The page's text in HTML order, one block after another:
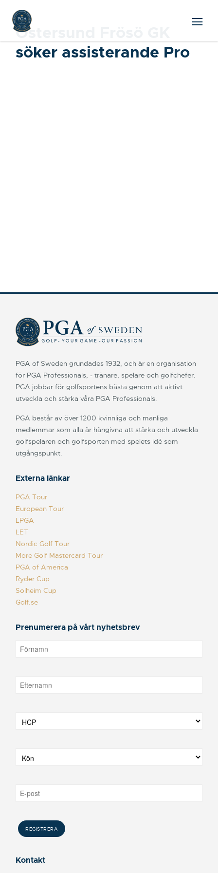
Östersund Frösö GK
söker assisterande Pro
PGA of Sweden grundades 1932, och är en organisation
för PGA Professionals, - tränare, spelare och golfchefer.
PGA jobbar för golfsportens bästa genom att aktivt
utveckla och stärka våra PGA Professionals.
PGA består av över 1200 kvinnliga och manliga
medlemmar som alla är hängivna att stärka och utveckla
golfspelaren och golfsporten med spelets idé som
utgångspunkt.
Externa länkar
PGA Tour
European Tour
LPGA
LET
Nordic Golf Tour
More Golf Mastercard Tour
PGA of America
Ryder Cup
Solheim Cup
Golf.se
Prenumerera på vårt nyhetsbrev
Kontakt